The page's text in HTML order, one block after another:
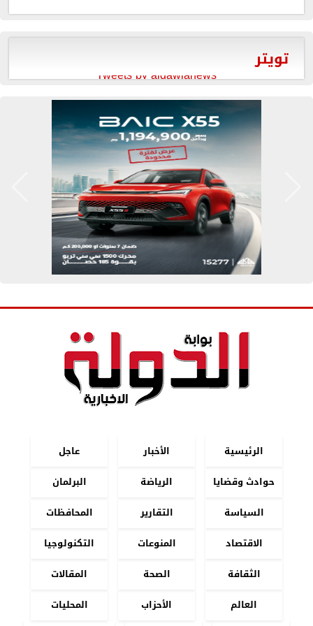
تويتر
Tweets by aldawlanews
الرئيسية الأخبار
عاجل
حوادث وقضايا
الرياضة
البرلمان
السياسة
التقارير
المحافظات
الاقتصاد
المنوعات
التكنولوجيا
الثقافة
الصحة
المقالات
العالم
الأحزاب المحليات